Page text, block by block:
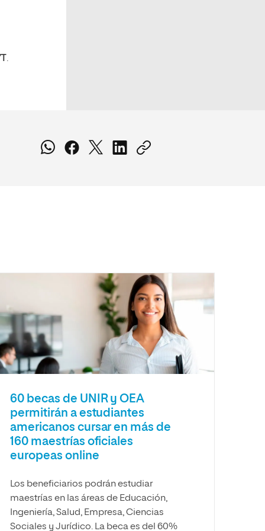
.
60 becas de UNIR y OEA
permitirán a estudiantes
americanos cursar en más de
160 maestrías oficiales
europeas online
Los beneficiarios podrán estudiar
maestrías en las áreas de Educación,
Ingeniería, Salud, Empresa, Ciencias
Sociales y Jurídico. La beca es del 60%